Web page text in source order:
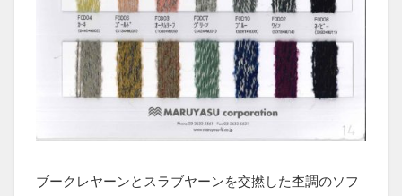
ブークレヤーンとスラブヤーンを交撚した杢調のソフ